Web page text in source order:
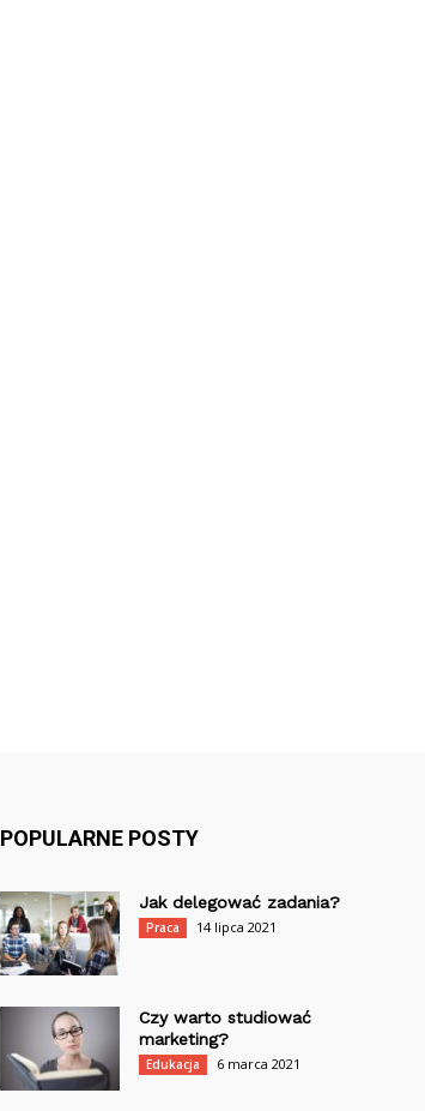
POPULARNE POSTY
Jak delegować zadania?
Praca 14 lipca 2021
Czy warto studiować
marketing?
Edukacja 6 marca 2021